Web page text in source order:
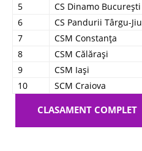
5
CS Dinamo București
6
CS Pandurii Târgu-Jiu
7
CSM Constanța
8
CSM Călărași
9
CSM Iași
10
SCM Craiova
CLASAMENT COMPLET